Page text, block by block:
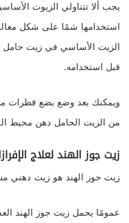
يجب ألا تتناولي الزيوت
استخدامها شمًا على شكل
الزيت الأساسي في زيت حامل
قبل استخدامه.
ويمكنك بعد وضع بضع قطرات
من الزيت الحامل دهن محيط
زيت جوز الهند لعلاج
زيت جوز الهند هو زيت دهني
عمومًا يحمل زيت جوز الهند